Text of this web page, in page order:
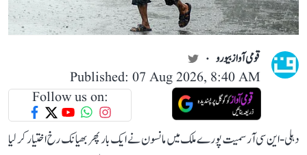
قومی آواز بیورو
Published: 07 Aug 2026, 8:40 AM
Follow us on:
دہلی-این سی آر سمیت پورے ملک میں مانسون نے ایک بار پھر بھیانک رخ اختیار کر لیا